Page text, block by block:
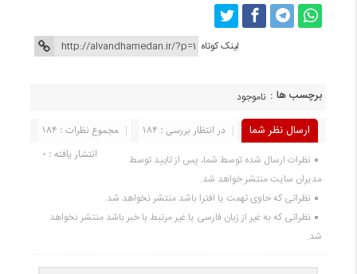
لینک کوتاه
برچسب ها : ناموجود
ارسال نظر شما مجموع نظرات : 184
در انتظار بررسی : 184
انتشار یافته : 0
نظرات ارسال شده توسط شما، پس از تایید توسط
مدیران سایت منتشر خواهد شد.
نظراتی که حاوی تهمت یا افترا باشد منتشر نخواهد شد.
نظراتی که به غیر از زبان فارسی یا غیر مرتبط با خبر باشد منتشر نخواهد
شد.